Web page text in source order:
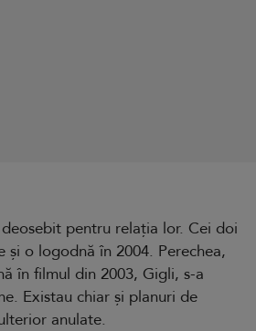
pentru relația lor. Cei doi
și o logodnă în 2004. Perechea,
în filmul din 2003, Gigli, s-a
Existau chiar și planuri de
anulate.